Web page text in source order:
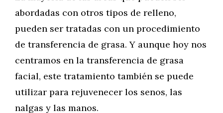
abordadas con otros tipos de relleno,
pueden ser tratadas con un procedimiento
de transferencia de grasa. Y aunque hoy nos
centramos en la transferencia de grasa
facial, este tratamiento también se puede
utilizar para rejuvenecer los senos, las
nalgas y las manos.